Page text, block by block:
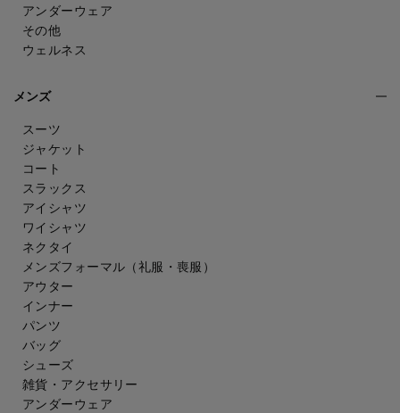
アンダーウェア
その他
ウェルネス
メンズ
スーツ
ジャケット
コート
スラックス
アイシャツ
ワイシャツ
ネクタイ
メンズフォーマル （礼服・喪服）
アウター
インナー
パンツ
バッグ
シューズ
雑貨・アクセサリー
アンダーウェア